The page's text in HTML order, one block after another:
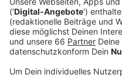
ADAC.
Veröffentlicht:
Anzeige